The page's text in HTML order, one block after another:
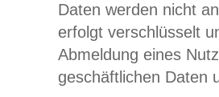
Daten werden nicht
erfolgt verschlüsselt
Abmeldung eines
geschäftlichen Daten